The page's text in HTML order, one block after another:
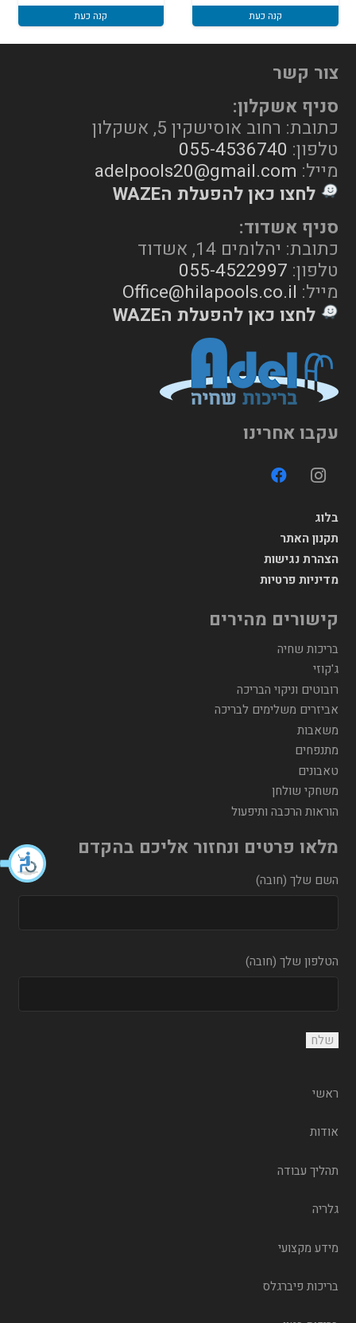
קנה כעת קנה כעת
צור קשר
סניף אשקלון:
כתובת: רחוב אוסישקין 5, אשקלון
טלפון: 055-4536740
מייל: adelpools20@gmail.com
לחצו כאן להפעלת הWAZE
סניף אשדוד:
כתובת: יהלומים 14, אשדוד
טלפון: 055-4522997
מייל: Office@hilapools.co.il
לחצו כאן להפעלת הWAZE
עקבו אחרינו
בלוג
תקנון האתר
הצהרת נגישות
מדיניות פרטיות
קישורים מהירים
בריכות שחיה
ג'קוזי
רובוטים וניקוי הבריכה
אביזרים משלימים לבריכה
משאבות
מתנפחים
טאבונים
משחקי שולחן
הוראות הרכבה ותיפעול
מלאו פרטים ונחזור אליכם בהקדם
השם שלך (חובה)
הטלפון שלך (חובה)
ראשי
אודות
תהליך עבודה
גלריה
מידע מקצועי
בריכות פיברגלס